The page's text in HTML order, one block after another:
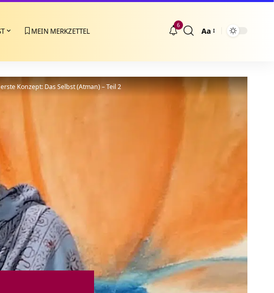
MEIN MERKZETTEL
6
Größenänderung
Aa
Konzept: Das Selbst (Atman) – Teil 2